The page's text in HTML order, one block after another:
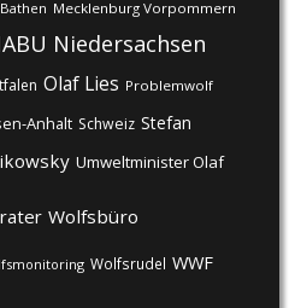
Mecklenburg Vorpommern
Niedersachsen
Olaf Lies Problemwolf
Anhalt Schweiz Stefan
Umweltminister Olaf
Wolfsbüro
Wolfsrudel WWF